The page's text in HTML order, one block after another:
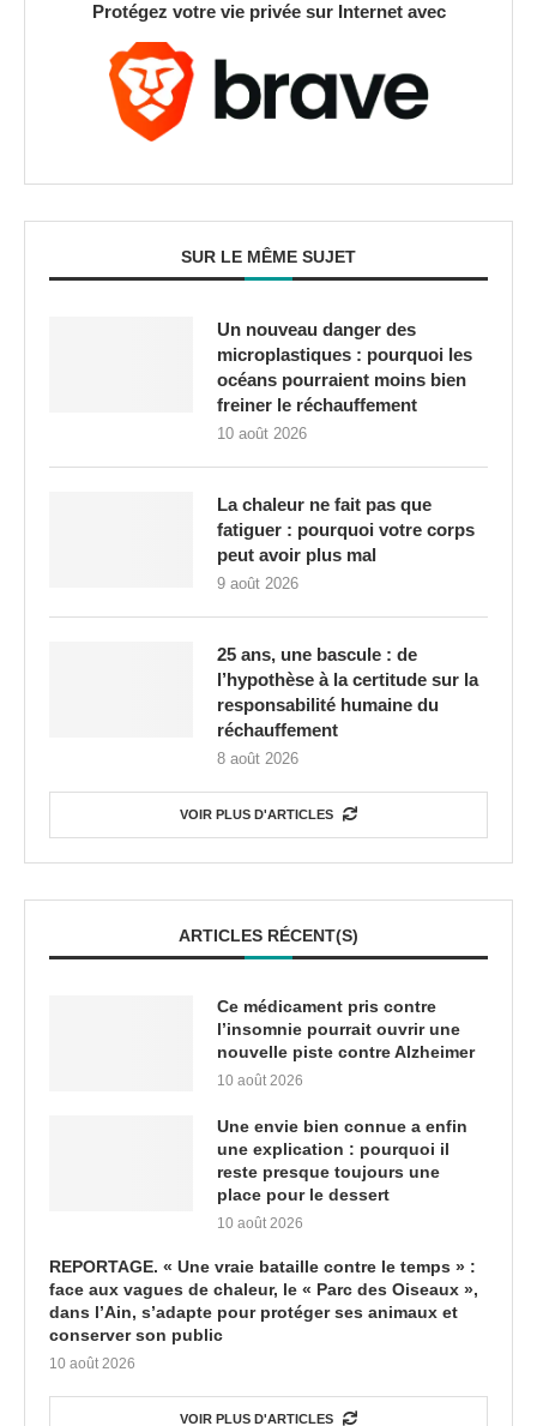
Protégez votre vie privée sur Internet avec
SUR LE MÊME SUJET
Un nouveau danger des
microplastiques : pourquoi les
océans pourraient moins bien
freiner le réchauffement
10 août 2026
La chaleur ne fait pas que
fatiguer : pourquoi votre corps
peut avoir plus mal
9 août 2026
25 ans, une bascule : de
l’hypothèse à la certitude sur la
responsabilité humaine du
réchauffement
8 août 2026
VOIR PLUS D'ARTICLES
ARTICLES RÉCENT(S)
Ce médicament pris contre
l’insomnie pourrait ouvrir une
nouvelle piste contre Alzheimer
10 août 2026
Une envie bien connue a enfin
une explication : pourquoi il
reste presque toujours une
place pour le dessert
10 août 2026
REPORTAGE. « Une vraie bataille contre le temps » :
face aux vagues de chaleur, le « Parc des Oiseaux »,
dans l’Ain, s’adapte pour protéger ses animaux et
conserver son public
10 août 2026
VOIR PLUS D'ARTICLES